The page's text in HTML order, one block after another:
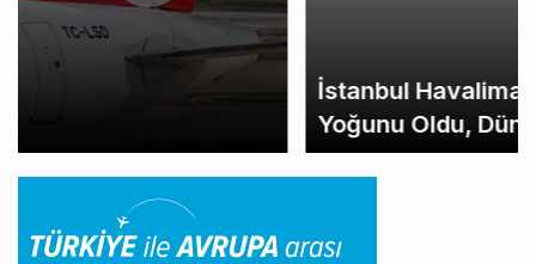
İstanbul Havalimanı Avrupa’nın En
Yoğunu Oldu, Dünyada 7’nciliğe Yükseldi